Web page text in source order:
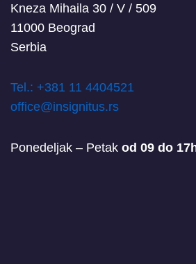
Kneza Mihaila 30 / V / 509
11000 Beograd
Serbia
Tel.: +381 11 4404521
office@insignitus.rs
Ponedeljak – Petak od 09 do